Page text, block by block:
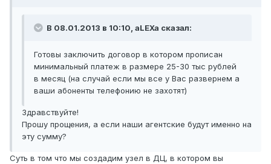
В 08.01.2013 в 10:10, aLEXa сказал:
Готовы заключить договор в котором прописан
минимальный платеж в размере 25-30 тыс рублей
в месяц (на случай если мы все у Вас развернем а
ваши абоненты телефонию не захотят)
Здравствуйте!
Прошу прощения, а если наши агентские будут именно на
эту сумму?
Суть в том что мы создадим узел в ДЦ, в котором вы